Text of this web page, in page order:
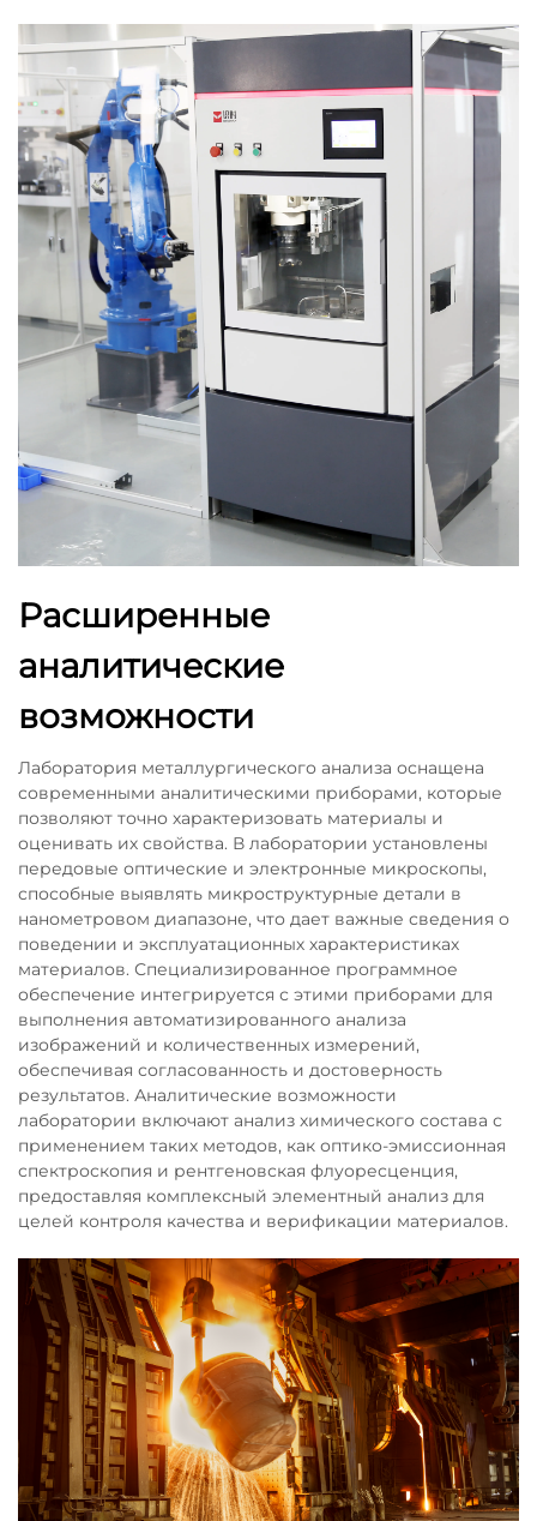
Расширенные
аналитические
возможности
Лаборатория металлургического анализа оснащена
современными аналитическими приборами, которые
позволяют точно характеризовать материалы и
оценивать их свойства. В лаборатории установлены
передовые оптические и электронные микроскопы,
способные выявлять микроструктурные детали в
нанометровом диапазоне, что дает важные сведения о
поведении и эксплуатационных характеристиках
материалов. Специализированное программное
обеспечение интегрируется с этими приборами для
выполнения автоматизированного анализа
изображений и количественных измерений,
обеспечивая согласованность и достоверность
результатов. Аналитические возможности
лаборатории включают анализ химического состава с
применением таких методов, как оптико-эмиссионная
спектроскопия и рентгеновская флуоресценция,
предоставляя комплексный элементный анализ для
целей контроля качества и верификации материалов.